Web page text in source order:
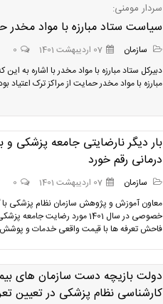
سردار مومنی:
سیاست ستاد مبارزه با مواد مخدر
سازمان 07 اردیبهشت 1401
0
دبیرکل ستاد مبارزه با مواد مخدر با اشاره به
مبارزه با مواد مخدر حمایت از مراکز ترک
بار دیگر نارضایتی جامعه پزشکی
درمانی رقم خورد
سازمان 07 اردیبهشت 1401
0
معاون آموزش و پژوهش سازمان نظام پزشکی با
خصوصی در سال 1401 مورد
فاحش تعرفه ها با قیمت واقعی خدمات و پوشش
دولت بازیچه دست سازمان های
کارشناسی نظام پزشکی در تعیین